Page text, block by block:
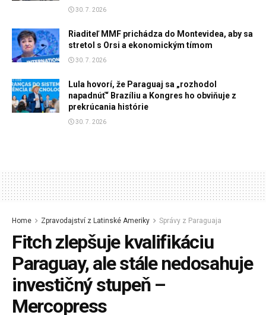
30. 7. 2026
Riaditeľ MMF prichádza do Montevidea, aby sa
stretol s Orsi a ekonomickým tímom
30. 7. 2026
Lula hovorí, že Paraguaj sa „rozhodol
napadnúť“ Brazíliu a Kongres ho obviňuje z
prekrúcania histórie
30. 7. 2026
Home Zpravodajství z Latinské Ameriky Správy z Paraguaja
Fitch zlepšuje kvalifikáciu
Paraguay, ale stále nedosahuje
investičný stupeň –
Mercopress